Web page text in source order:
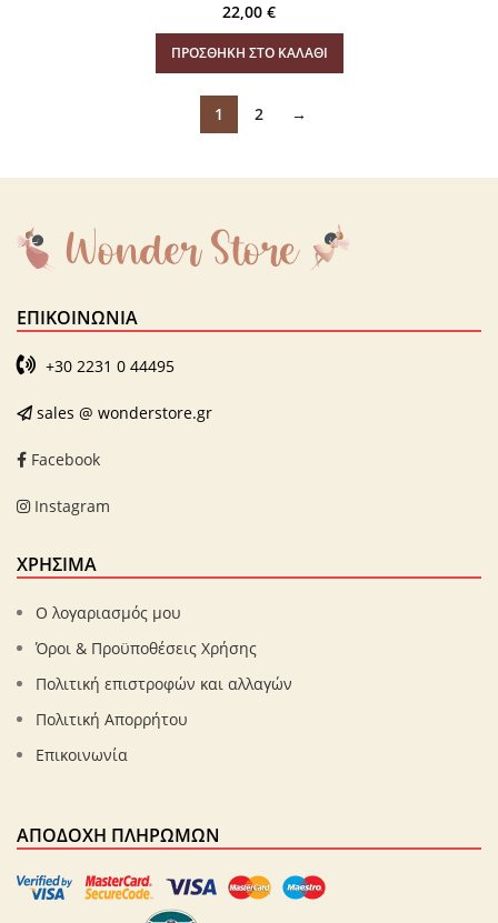
22,00 €
ΠΡΟΣΘΉΚΗ ΣΤΟ ΚΑΛΆΘΙ
1 2 →
ΕΠΙΚΟΙΝΩΝΊΑ
+30 2231 0 44495
sales @ wonderstore.gr
Facebook
Instagram
ΧΡΗΣΙΜΑ
Ο λογαριασμός μου
Όροι & Προϋποθέσεις Χρήσης
Πολιτική επιστροφών και αλλαγών
Πολιτική Απορρήτου
Επικοινωνία
ΑΠΟΔΟΧΉ ΠΛΗΡΩΜΏΝ